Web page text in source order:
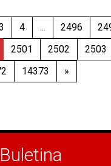
4 ... 2496
2501 2502 2503
14373 »